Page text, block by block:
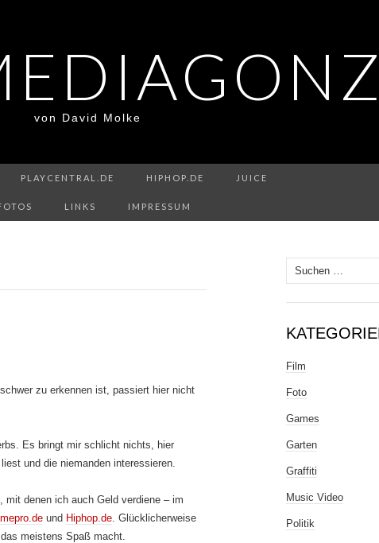
von David Molke
PLAYCENTRAL.DE HIPHOP.DE JUICE
LINKS IMPRESSUM
zu erkennen ist, passiert hier nicht
Es bringt mir schlicht nichts, hier
und die niemanden interessieren.
denen ich auch Geld verdiene – im
und Hiphop.de. Glücklicherweise
meistens Spaß macht.
Suche
nach:
Film
Foto
Games
Garten
Graffiti
Music Video
Politik